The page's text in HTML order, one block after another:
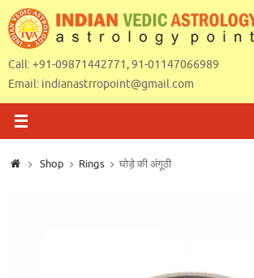
Skip
to
content
Call: +91-09871442771, 91-01147066989
Email: indianastrropoint@gmail.com
HomeShop Rings घोड़े की अंगूठी